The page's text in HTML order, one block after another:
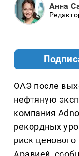
Анна
ОАЭ после
нефтяную
компания
рекордных
риск
Аравией,